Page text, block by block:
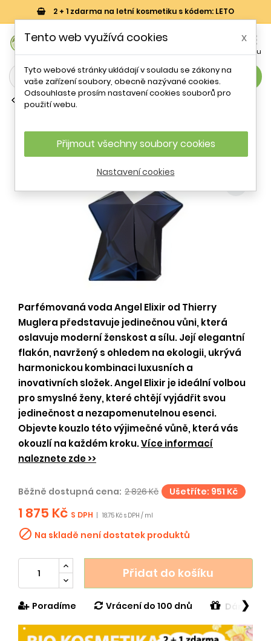
2 + 1 zdarma na letní kosmetiku s kódem: LETO

Menu
search
Parfémové vody (EDP)
Refillable
- 34 %
Parfémovaná voda Angel Elixir od Thierry
Muglera představuje jedinečnou vůni, která
oslavuje moderní ženskost a sílu. Její elegantní
flakón, navržený s ohledem na ekologii, ukrývá
harmonickou kombinaci luxusních a
inovativních složek. Angel Elixir je ideální volbou
pro smyslné ženy, které chtějí vyjádřit svou
jedinečnost a nezapomenutelnou esenci.
Objevte kouzlo této výjimečné vůně, která vás
okouzlí na každém kroku.Více informací
naleznete zde >>
Běžně dostupná cena: 2 826 Kč Ušetříte: 951 Kč
1 875 Kč S DPH 18.75 Kč s DPH / ml
 Na skladě není dostatek produktů
Přidat do košíku
Poradíme Vrácení do 100 dnů Dárek v
❯
Tento web využívá cookies x
Tyto webové stránky ukládají v souladu se zákony na
vaše zařízení soubory, obecně nazývané cookies.
Odsouhlaste prosím nastavení cookies souborů pro
použití webu.
Přijmout všechny soubory cookies
Nastavení cookies